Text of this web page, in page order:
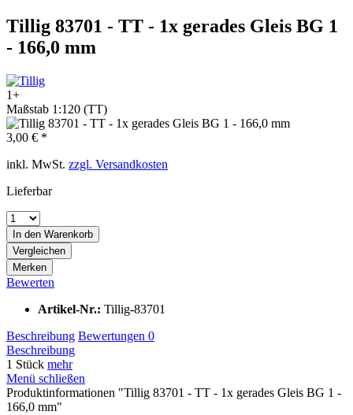
Tillig 83701 - TT - 1x gerades Gleis BG 1
- 166,0 mm
1+
Maßstab 1:120 (TT)
3,00 € *
inkl. MwSt. zzgl. Versandkosten
Lieferbar
In den Warenkorb
Vergleichen
Merken
Bewerten
Artikel-Nr.: Tillig-83701
Beschreibung Bewertungen 0
Beschreibung
1 Stück mehr
Menü schließen
Produktinformationen "Tillig 83701 - TT - 1x gerades Gleis BG 1 -
166,0 mm"